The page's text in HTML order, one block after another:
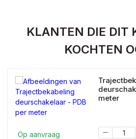
KLANTEN DIE DIT
KOCHTEN
Op aanvraag
meter